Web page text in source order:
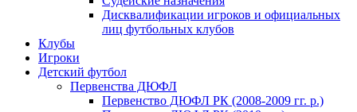
Дисквалификации игроков и официальных
лиц футбольных клубов
Клубы
Игроки
Детский футбол
Первенства ДЮФЛ
Первенство ДЮФЛ РК (2008-2009 гг. р.)